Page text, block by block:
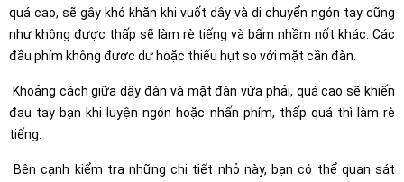
quá cao, sẽ gây khó khăn khi vuốt dây và di chuyển ngón tay cũng
như không được thấp sẽ làm rè tiếng và bấm nhầm nốt khác. Các
đầu phím không được dư hoặc thiếu hụt so với mặt cần đàn.
­ Khoảng cách giữa dây đàn và mặt đàn vừa phải, quá cao sẽ khiến
đau tay bạn khi luyện ngón hoặc nhấn phím, thấp quá thì làm rè
tiếng.
­ Bên cạnh kiểm tra những chi tiết nhỏ này, bạn có thể quan sát